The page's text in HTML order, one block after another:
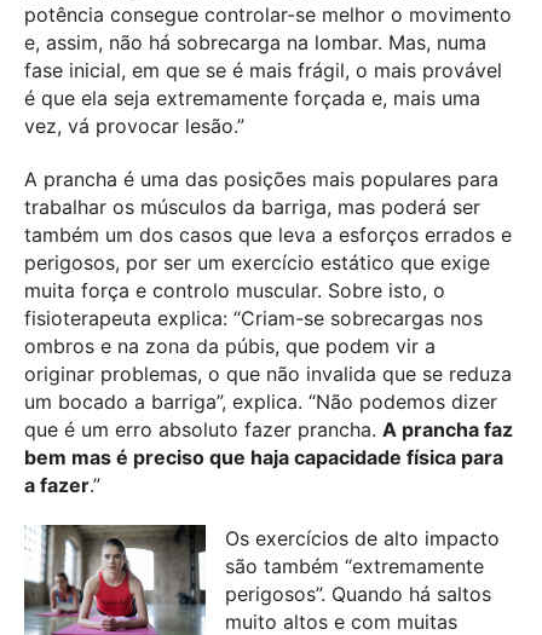
potência consegue controlar-se melhor o movimento
e, assim, não há sobrecarga na lombar. Mas, numa
fase inicial, em que se é mais frágil, o mais provável
é que ela seja extremamente forçada e, mais uma
vez, vá provocar lesão.”
A prancha é uma das posições mais populares para
trabalhar os músculos da barriga, mas poderá ser
também um dos casos que leva a esforços errados e
perigosos, por ser um exercício estático que exige
muita força e controlo muscular. Sobre isto, o
fisioterapeuta explica: “Criam-se sobrecargas nos
ombros e na zona da púbis, que podem vir a
originar problemas, o que não invalida que se reduza
um bocado a barriga”, explica. “Não podemos dizer
que é um erro absoluto fazer prancha. A prancha faz
bem mas é preciso que haja capacidade física para
a fazer.”
Os exercícios de alto impacto
são também “extremamente
perigosos”. Quando há saltos
muito altos e com muitas